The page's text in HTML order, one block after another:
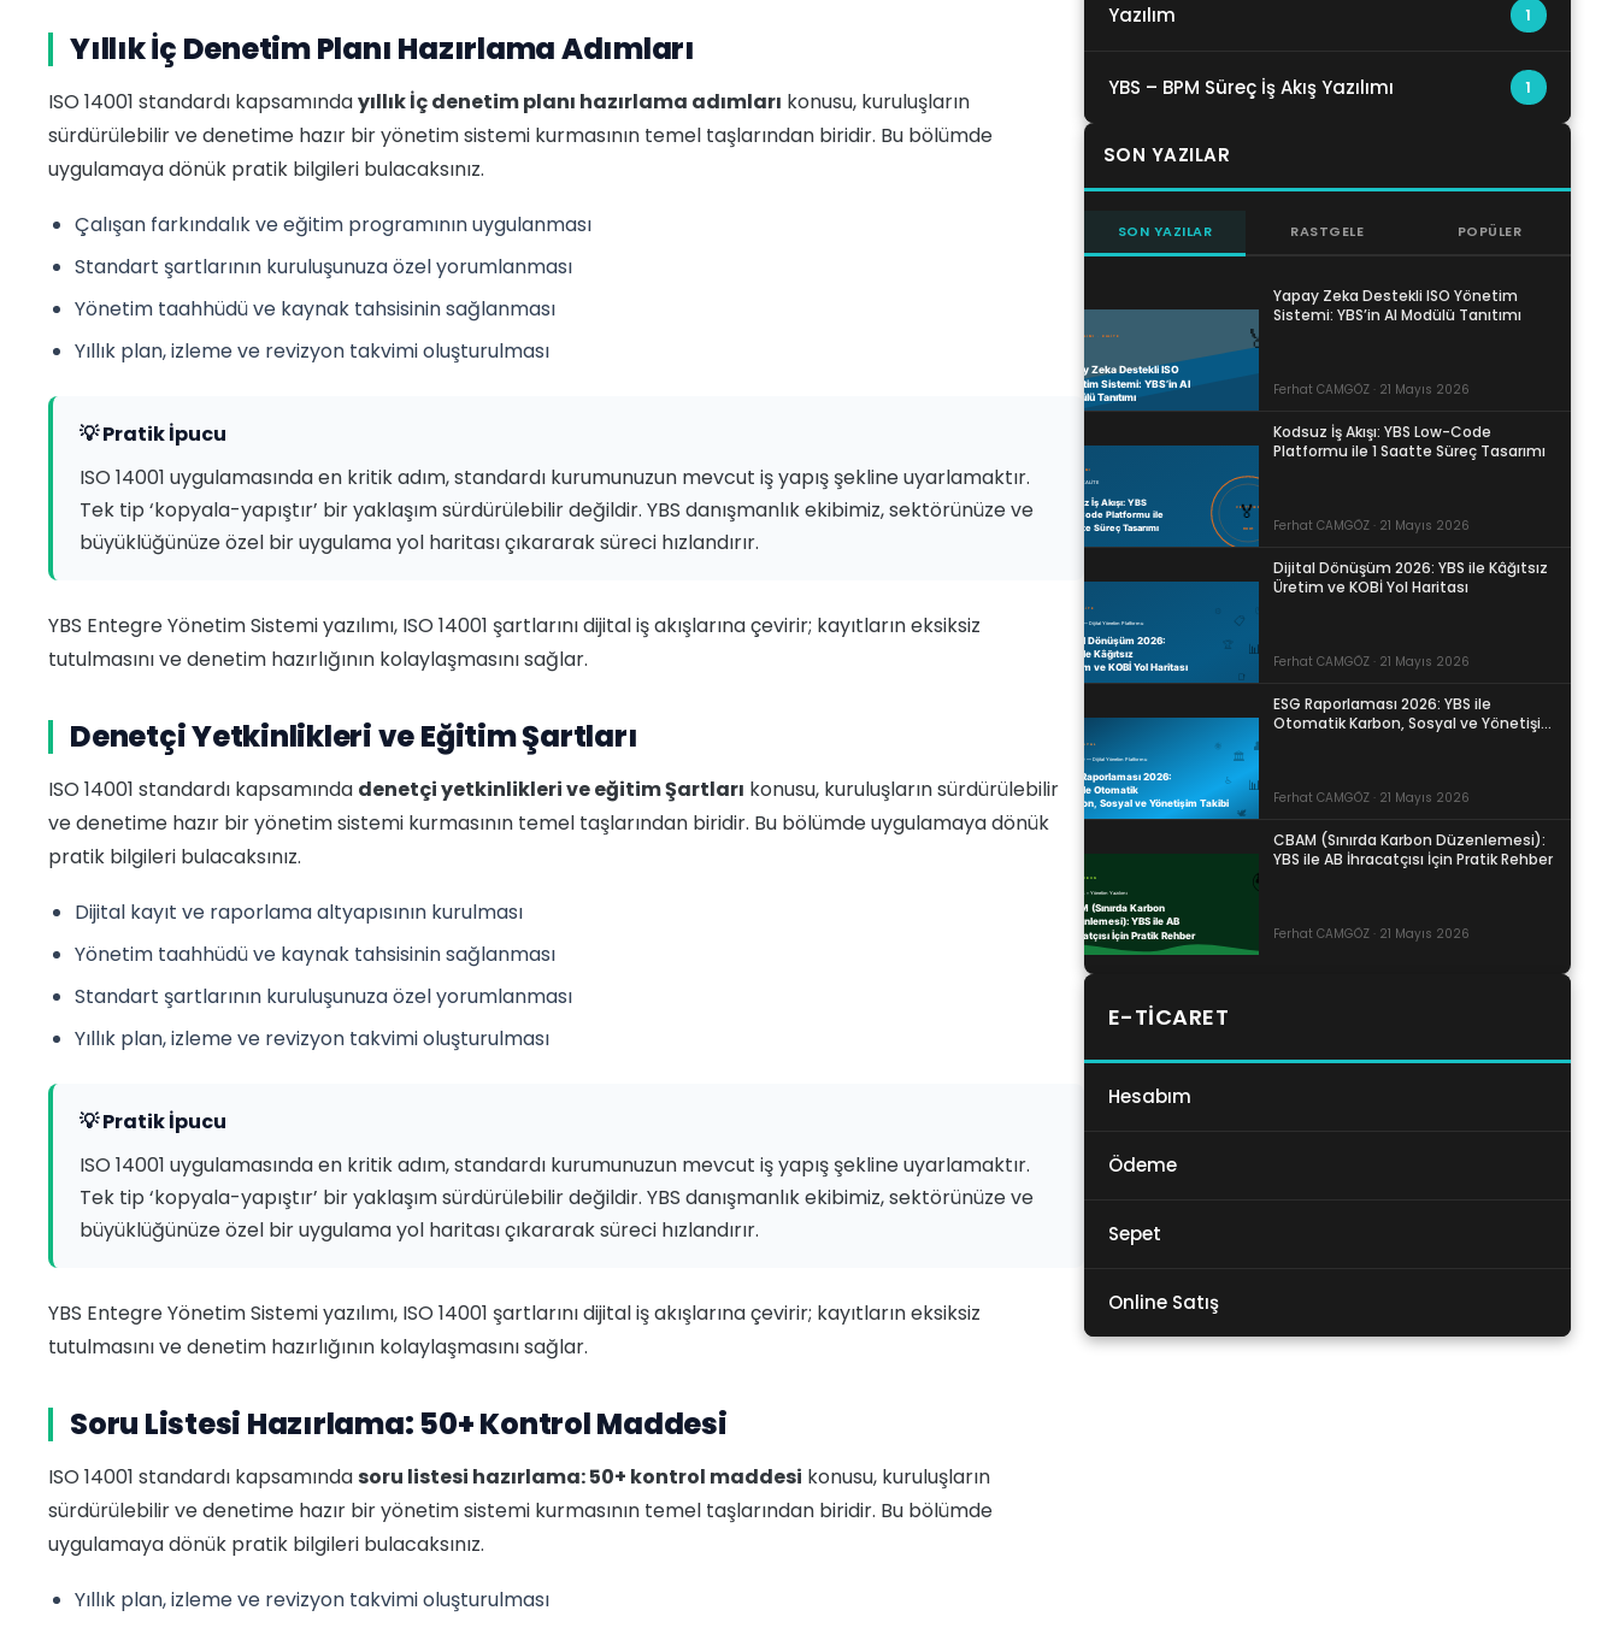
Yıllık İç Denetim Planı Hazırlama Adımları
ISO 14001 standardı kapsamındayıllık İç denetim planı hazırlama adımları konusu, kuruluşların
sürdürülebilir ve denetime hazır bir yönetim sistemi kurmasının temel taşlarından biridir. Bu bölümde
uygulamaya dönük pratik bilgileri bulacaksınız.
Çalışan farkındalık ve eğitim programının uygulanması
Standart şartlarının kuruluşunuza özel yorumlanması
Yönetim taahhüdü ve kaynak tahsisinin sağlanması
Yıllık plan, izleme ve revizyon takvimi oluşturulması
💡 Pratik İpucu
ISO 14001 uygulamasında en kritik adım, standardı kurumunuzun mevcut iş yapış şekline uyarlamaktır.
Tek tip ‘kopyala-yapıştır’ bir yaklaşım sürdürülebilir değildir. YBS danışmanlık ekibimiz, sektörünüze ve
büyüklüğünüze özel bir uygulama yol haritası çıkararak süreci hızlandırır.
YBS Entegre Yönetim Sistemi yazılımı, ISO 14001 şartlarını dijital iş akışlarına çevirir; kayıtların eksiksiz
tutulmasını ve denetim hazırlığının kolaylaşmasını sağlar.
Denetçi Yetkinlikleri ve Eğitim Şartları
ISO 14001 standardı kapsamında denetçi yetkinlikleri ve eğitim Şartları konusu, kuruluşların sürdürülebilir
ve denetime hazır bir yönetim sistemi kurmasının temel taşlarından biridir. Bu bölümde uygulamaya dönük
pratik bilgileri bulacaksınız.
Dijital kayıt ve raporlama altyapısının kurulması
Yönetim taahhüdü ve kaynak tahsisinin sağlanması
Standart şartlarının kuruluşunuza özel yorumlanması
Yıllık plan, izleme ve revizyon takvimi oluşturulması
💡 Pratik İpucu
ISO 14001 uygulamasında en kritik adım, standardı kurumunuzun mevcut iş yapış şekline uyarlamaktır.
Tek tip ‘kopyala-yapıştır’ bir yaklaşım sürdürülebilir değildir. YBS danışmanlık ekibimiz, sektörünüze ve
büyüklüğünüze özel bir uygulama yol haritası çıkararak süreci hızlandırır.
YBS Entegre Yönetim Sistemi yazılımı, ISO 14001 şartlarını dijital iş akışlarına çevirir; kayıtların eksiksiz
tutulmasını ve denetim hazırlığının kolaylaşmasını sağlar.
Soru Listesi Hazırlama: 50+ Kontrol Maddesi
ISO 14001 standardı kapsamındasoru listesi hazırlama: 50+ kontrol maddesi konusu, kuruluşların
sürdürülebilir ve denetime hazır bir yönetim sistemi kurmasının temel taşlarından biridir. Bu bölümde
uygulamaya dönük pratik bilgileri bulacaksınız.
Yıllık plan, izleme ve revizyon takvimi oluşturulması
Yazılım 1
YBS – BPM Süreç İş Akış Yazılımı 1
SON YAZILAR
SON YAZILAR RASTGELE POPÜLER
Yapay Zeka Destekli ISO Yönetim
Sistemi: YBS’in AI Modülü Tanıtımı
Ferhat CAMGÖZ · 21 Mayıs 2026
Kodsuz İş Akışı: YBS Low-Code
Platformu ile 1 Saatte Süreç Tasarımı
Ferhat CAMGÖZ · 21 Mayıs 2026
Dijital Dönüşüm 2026: YBS ile Kâğıtsız
Üretim ve KOBİ Yol Haritası
Ferhat CAMGÖZ · 21 Mayıs 2026
ESG Raporlaması 2026: YBS ile
Otomatik Karbon, Sosyal ve Yönetişim
Ferhat CAMGÖZ · 21 Mayıs 2026
CBAM (Sınırda Karbon Düzenlemesi):
YBS ile AB İhracatçısı İçin Pratik Rehber
Ferhat CAMGÖZ · 21 Mayıs 2026
E-TICARET
Hesabım
Ödeme
Sepet
Online Satış